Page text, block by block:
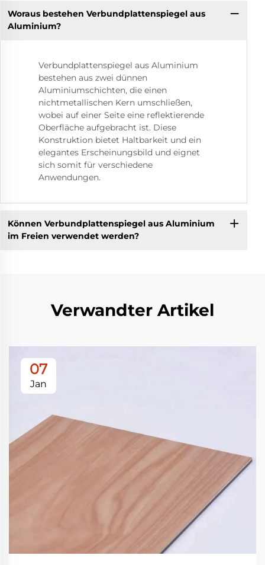
Woraus bestehen Verbundplattenspiegel aus
Aluminium?
Verbundplattenspiegel aus Aluminium
bestehen aus zwei dünnen
Aluminiumschichten, die einen
nichtmetallischen Kern umschließen,
wobei auf einer Seite eine reflektierende
Oberfläche aufgebracht ist. Diese
Konstruktion bietet Haltbarkeit und ein
elegantes Erscheinungsbild und eignet
sich somit für verschiedene
Anwendungen.
Können Verbundplattenspiegel aus Aluminium
im Freien verwendet werden?
Verwandter Artikel
07
Jan